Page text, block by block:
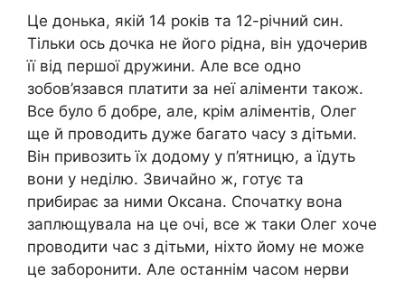
Це донька, якій 14 років та 12-річний син.
Тільки ось дочка не його рідна, він удочерив
її від першої дружини. Але все одно
зобов’язався платити за неї аліменти також.
Все було б добре, але, крім аліментів, Олег
ще й проводить дуже багато часу з дітьми.
Він привозить їх додому у п’ятницю, а їдуть
вони у неділю. Звичайно ж, готує та
прибирає за ними Оксана. Спочатку вона
заплющувала на це очі, все ж таки Олег хоче
проводити час з дітьми, ніхто йому не може
це заборонити. Але останнім часом нерви